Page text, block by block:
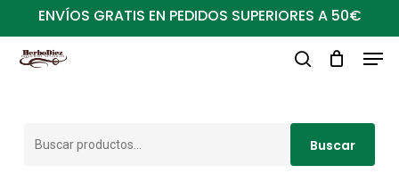
al
contenido
ENVÍOS GRATIS EN PEDIDOS SUPERIORES A 50€
Buscar
Close